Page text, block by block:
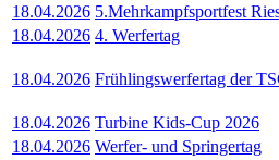
18.04.2026 5.Mehrkampfsportfest
18.04.2026 4. Werfertag
18.04.2026 Frühlingswerfertag der
18.04.2026 Turbine Kids-Cup 2026
18.04.2026 Werfer- und Springertag